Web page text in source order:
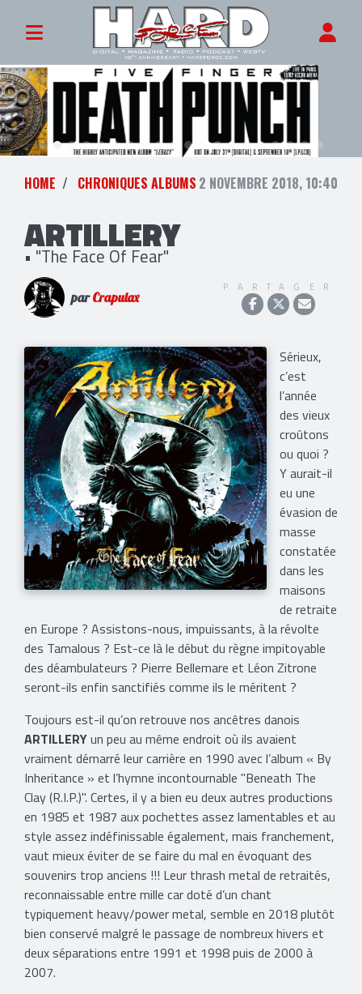
HOME CHRONIQUES ALBUMS 2 NOVEMBRE 2018, 10:40
ARTILLERY
• "The Face Of Fear"
parCrapulax
PARTAGER
Sérieux,
c’est
l’année
des vieux
croûtons
ou quoi ?
Y aurait-il
eu une
évasion de
masse
constatée
dans les
maisons
de retraite
en Europe ? Assistons-nous, impuissants, à la révolte
des Tamalous ? Est-ce là le début du règne impitoyable
des déambulateurs ? Pierre Bellemare et Léon Zitrone
seront-ils enfin sanctifiés comme ils le méritent ?
Toujours est-il qu’on retrouve nos ancêtres danois
ARTILLERYun peu au même endroit où ils avaient
vraiment démarré leur carrière en 1990 avec l’album « By
Inheritance » et l’hymne incontournable "Beneath The
Clay (R.I.P.)". Certes, il y a bien eu deux autres productions
en 1985 et 1987 aux pochettes assez lamentables et au
style assez indéfinissable également, mais franchement,
vaut mieux éviter de se faire du mal en évoquant des
souvenirs trop anciens !!! Leur thrash metal de retraités,
reconnaissable entre mille car doté d’un chant
typiquement heavy/power metal, semble en 2018 plutôt
bien conservé malgré le passage de nombreux hivers et
deux séparations entre 1991 et 1998 puis de 2000 à
2007.